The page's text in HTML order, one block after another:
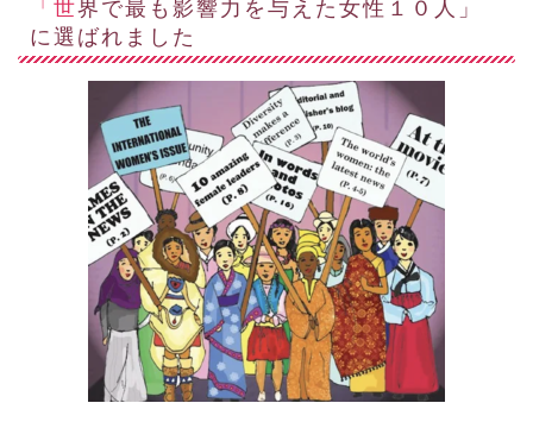
「世界で最も影響力を与えた女性１０人」
に選ばれました